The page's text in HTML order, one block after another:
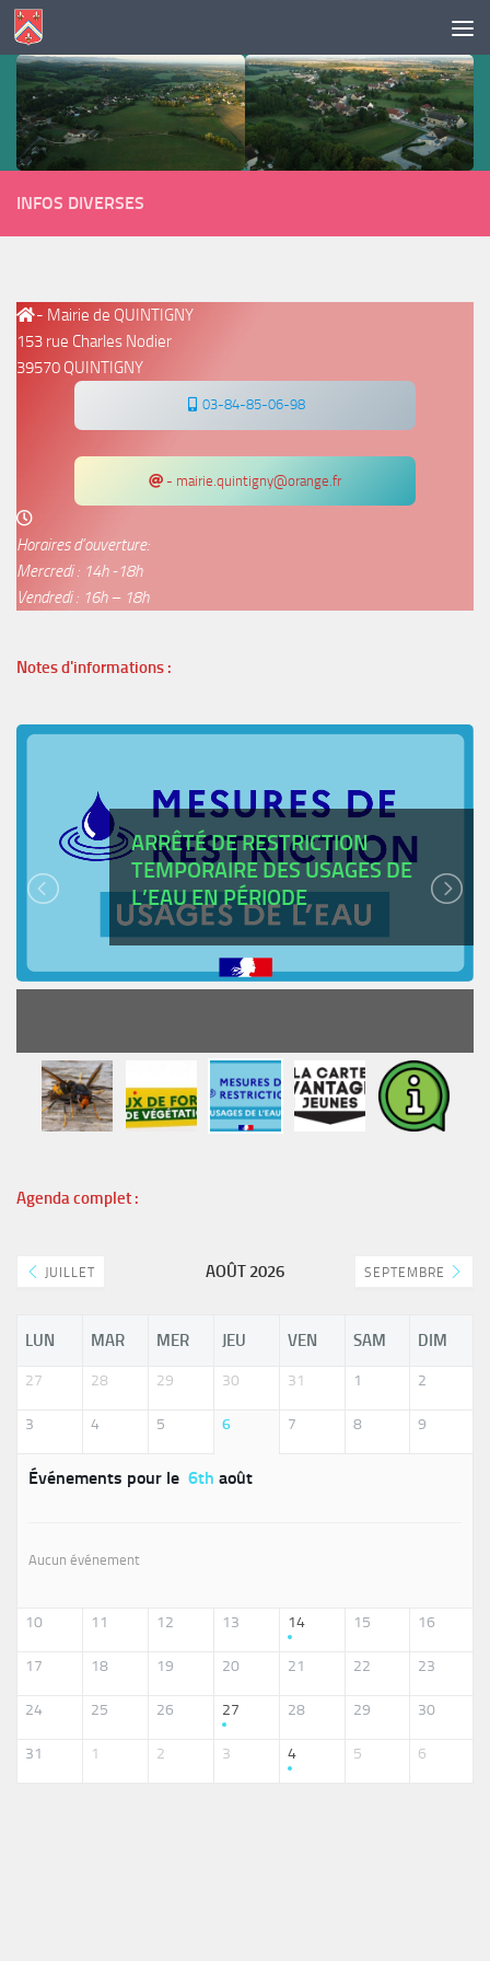
Skip to content
INFOS DIVERSES
- Mairie de QUINTIGNY
153 rue Charles Nodier
39570 QUINTIGNY
03-84-85-06-98
- mairie.quintigny@orange.fr
Horaires d’ouverture:
Mercredi : 14h -18h
Vendredi : 16h – 18h
Notes d'informations :
ARRÊTÉ DE RESTRICTION
TEMPORAIRE DES USAGES DE
L’EAU EN PÉRIODE
READ MORE
Agenda complet :
JUILLET AOÛT 2026 SEPTEMBRE
LUN MAR MER JEU VEN SAM DIM
27 28 29 30 31 1 2
3 4 5 6 7 8 9
Événements pour le 6th août
Aucun événement
10 11 12 13 14 15 16
17 18 19 20 21 22 23
24 25 26 27 28 29 30
31 1 2 3 4 5 6